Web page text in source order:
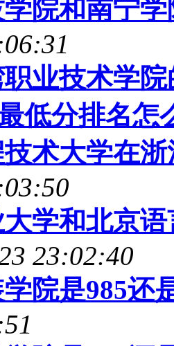
院和南宁
业技术学
低分排名怎
术大学在
学和北京
23:02:40
院是985还